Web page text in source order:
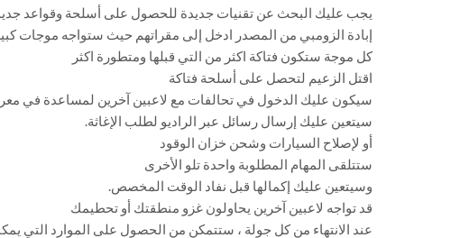
يجب عليك البحث عن تقنيات جديدة للحصول على أسلحة وقواعد
إبادة الزومبي من المصدر ادخل إلى مقراتهم حيث ستواجه موجات
كل موجة ستكون فتاكة اكثر من التي قبلها ومتطورة اكثر
اقتل الزعيم لتحصل على أسلحة فتاكة
سيكون عليك الدخول في تحالفات مع لاعبين آخرين لمساعدة في
سيتعين عليك إرسال رسائل عبر الراديو لطلب الإغاثة.
أو لإصلاح السيارات وشحن خزان الوقود
ستتلقى المهام المطلوبة واحدة تلو الأخرى
وسيتعين عليك إكمالها قبل نفاد الوقت المخصص.
قد تواجه لاعبين آخرين يحاولون غزو منطقتك أو تحطيمك
عند الانتهاء من كل جولة ، ستتمكن من الحصول على الموارد التي